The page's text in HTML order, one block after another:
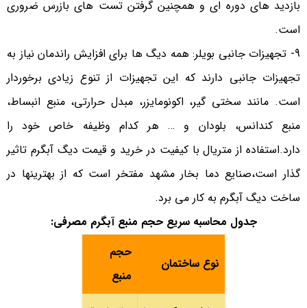
بازدید های دوره ای و همچنین گرفتن تست های بازرس ضروری
است.
9- تجهیزات جانبی بویلر: همه دیگ ها برای افزایش راندمان نیاز به
تجهیزات جانبی دارند که این تجهیزات از تنوع زیادی برخوردار
است. مانند سختی گیر، اکونومایزر، مبدل حرارتی، منبع انبساط،
منبع کندانس، بلودان و … هر کدام وظیفه خاص خود را
دارد.استفاده از متریال با کیفیت در خرید و قیمت دیگ آبگرم تاثیر
گذار است،صنایع دما بخار مشهد مفتخر است که از بهترینها در
ساخت دیگ آبگرم به کار می برد.
جدول محاسبه سریع حجم منبع آبگرم مصرفی:
نوع ساختمان
حجم
منبع